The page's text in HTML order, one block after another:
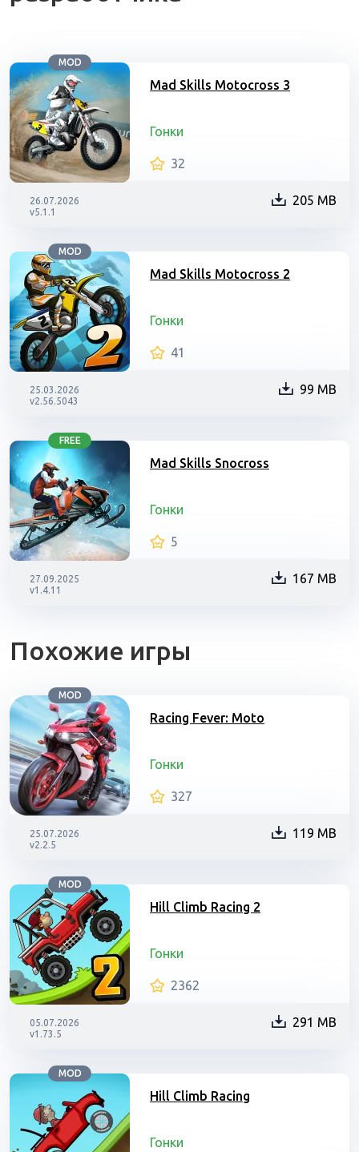
MOD
Mad Skills Motocross 3
Гонки
32
26.07.2026
v5.1.1
205 MB
MOD
Mad Skills Motocross 2
Гонки
41
25.03.2026
v2.56.5043
99 MB
FREE
Mad Skills Snocross
Гонки
5
27.09.2025
v1.4.11
167 MB
Похожие игры
MOD
Racing Fever: Moto
Гонки
327
25.07.2026
v2.2.5
119 MB
MOD
Hill Climb Racing 2
Гонки
2362
05.07.2026
v1.73.5
291 MB
MOD
Hill Climb Racing
Гонки